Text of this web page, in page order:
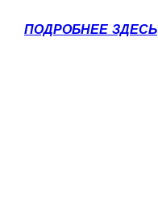
ПОДРОБНЕЕ ЗДЕСЬ